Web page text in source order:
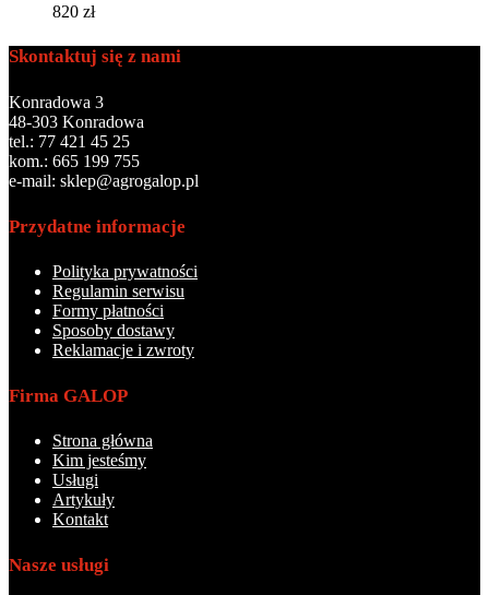
820 zł
Skontaktuj się z nami
Konradowa 3
48-303 Konradowa
tel.: 77 421 45 25
kom.: 665 199 755
e-mail: sklep@agrogalop.pl
Przydatne informacje
Polityka prywatności
Regulamin serwisu
Formy płatności
Sposoby dostawy
Reklamacje i zwroty
Firma GALOP
Strona główna
Kim jesteśmy
Usługi
Artykuły
Kontakt
Nasze usługi